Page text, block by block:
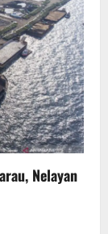
Nelayan